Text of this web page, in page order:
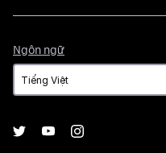
Ngôn ngữ
ngữ